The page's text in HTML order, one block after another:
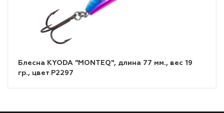
Блесна KYODA "MONTEQ", длина 77 мм., вес 19
гр., цвет P2297